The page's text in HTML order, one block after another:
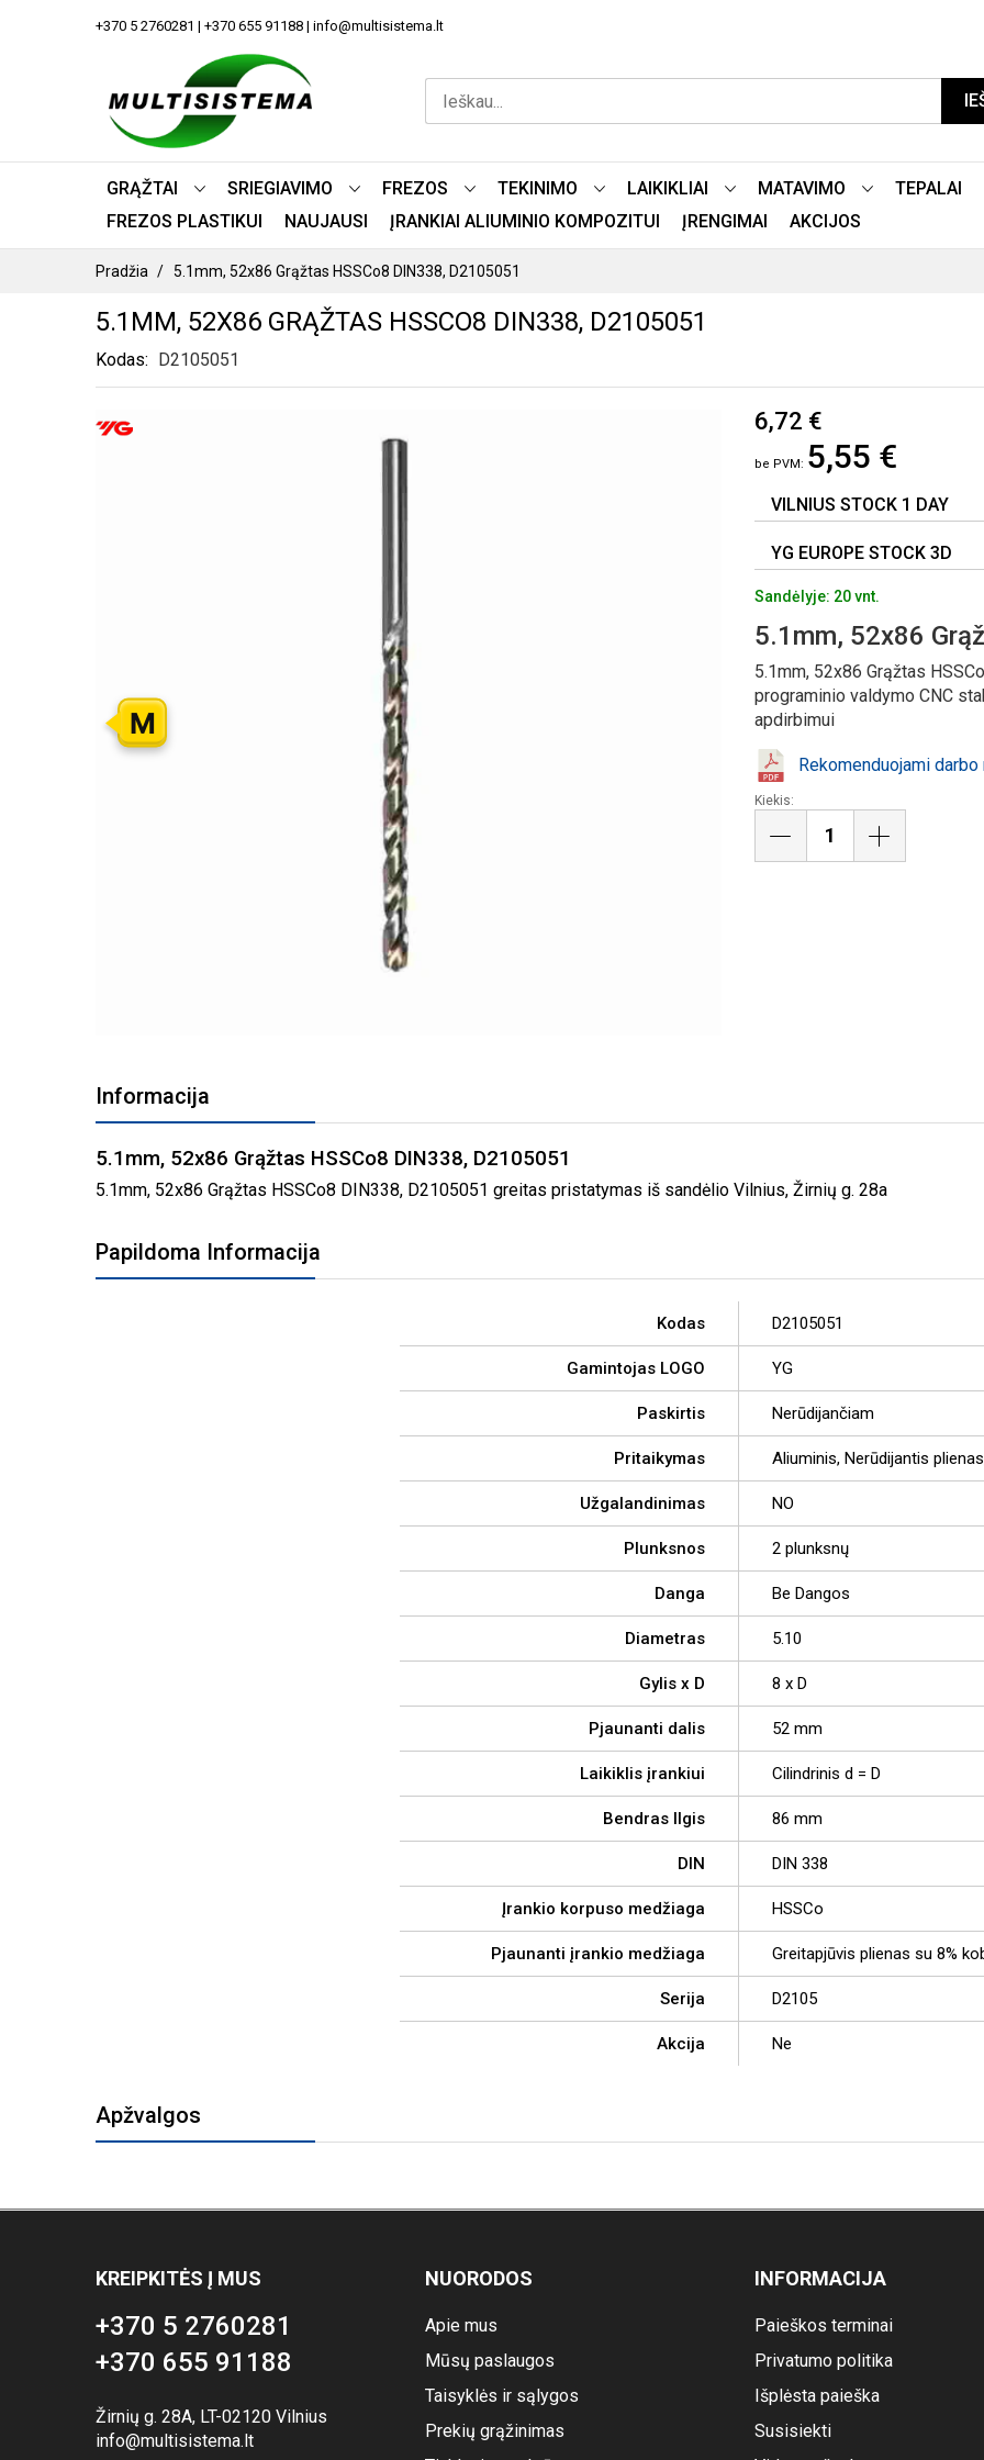
+370 5 2760281 | +370 655 91188 | info@multisistema.lt
GRĄŽTAI SRIEGIAVIMO FREZOS TEKINIMO LAIKIKLIAI MATAVIMO TEPALAI
FREZOS PLASTIKUI
NAUJAUSI ĮRANKIAI ALIUMINIO KOMPOZITUI ĮRENGIMAI AKCIJOS
Pradžia 5.1mm, 52x86 Grąžtas HSSCo8 DIN338, D2105051
5.1MM, 52X86 GRĄŽTAS HSSCO8 DIN338, D2105051
Kodas D2105051
PEREITI
M
PAVEIKSLĖLIŲ
GALERIJOS
6,72 €
5,55 €
VILNIUS STOCK 1 DAY
YG EUROPE STOCK 3D
Sandėlyje: 20 vnt.
5.1mm, 52x86
5.1mm, 52x86 Grąžtas
programinio valdymo CNC
apdirbimui
Rekomenduojami darbo
Kiekis:
Informacija
5.1mm, 52x86 Grąžtas HSSCo8 DIN338, D2105051
5.1mm, 52x86 Grąžtas HSSCo8 DIN338, D2105051 greitas pristatymas iš sandėlio Vilnius, Žirnių g. 28a
Papildoma Informacija
Kodas D2105051
Gamintojas LOGO YG
Paskirtis Nerūdijančiam
Pritaikymas Aliuminis, Nerūdijantis
Užgalandinimas NO
Plunksnos 2 plunksnų
Danga Be Dangos
Diametras 5.10
Gylis x D 8 x D
Pjaunanti dalis 52 mm
Laikiklis įrankiui Cilindrinis d = D
Bendras Ilgis 86 mm
DIN DIN 338
Įrankio korpuso medžiaga HSSCo
Pjaunanti įrankio medžiaga Greitapjūvis plienas su 8%
Serija D2105
Akcija Ne
Apžvalgos
KREIPKITĖS Į MUS
+370 5 2760281
+370 655 91188
Žirnių g. 28A, LT-02120 Vilnius
info@multisistema.lt
NUORODOS
Apie mus
Mūsų paslaugos
Taisyklės ir sąlygos
Prekių grąžinimas
INFORMACIJA
Paieškos terminai
Privatumo politika
Išplėsta paieška
Susisiekti